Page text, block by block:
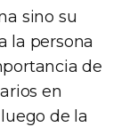
sino su
la persona
de
en
de la